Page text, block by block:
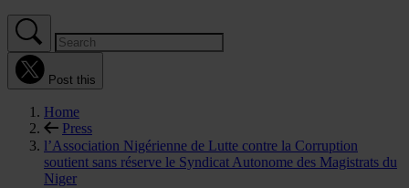
Post this
Home
Press
l’Association Nigérienne de Lutte contre la Corruption
soutient sans réserve le Syndicat Autonome des Magistrats du
Niger